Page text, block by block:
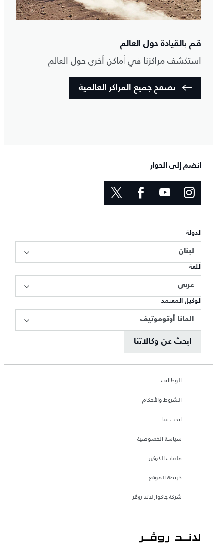
قم بالقيادة حول العالم
استكشف مراكزنا في أماكن أخرى حول العالم
تصفح جميع المراكز العالمية
انضم إلى الحوار
الدولة
لبنان
اللغة
عربي
الوكيل المعتمد
المانا أوتوموتيف
ابحث عن وكالاتنا
الوظائف
الشروط والأحكام
ابحث عنا
سياسة الخصوصية
ملفات الكوكيز
خريطة الموقع
شركة جاكوار لاند روڤر